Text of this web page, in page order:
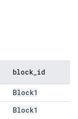
block id
Block1
Block1